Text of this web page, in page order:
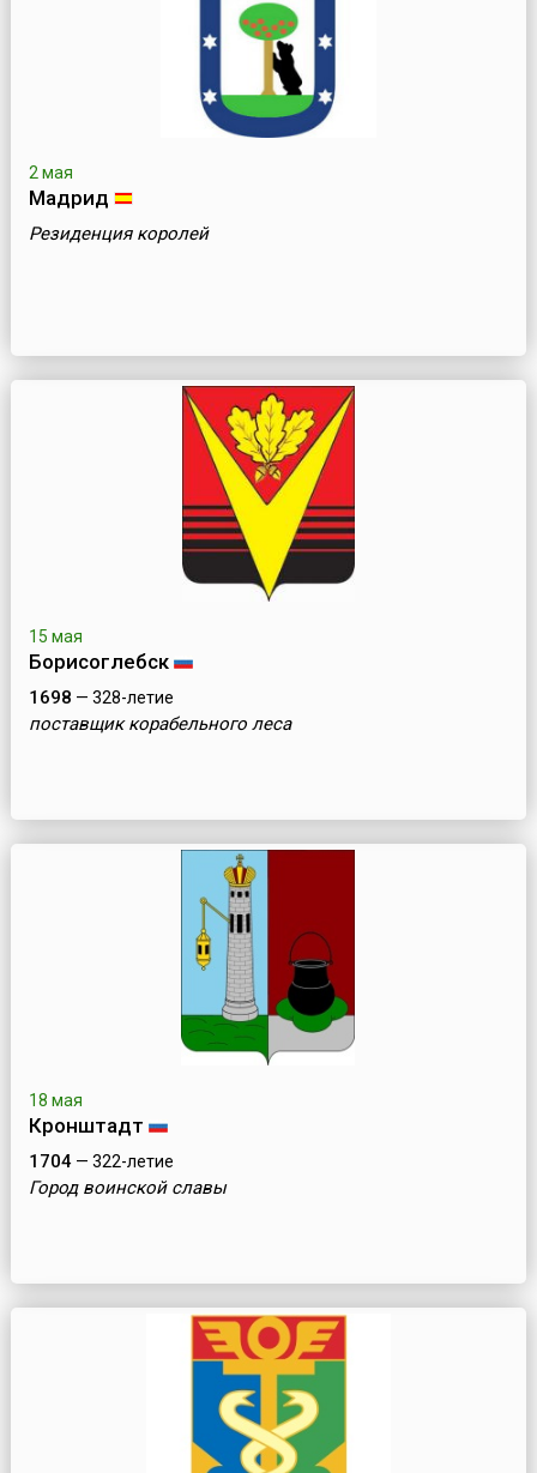
2 мая
Мадрид
Резиденция королей
15 мая
Борисоглебск
1698 — 328-летие
поставщик корабельного леса
18 мая
Кронштадт
1704— 322-летие
Город воинской славы